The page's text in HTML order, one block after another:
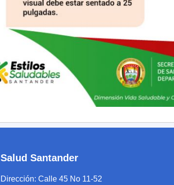
Salud Santander
Dirección:Calle 45 No 11-52